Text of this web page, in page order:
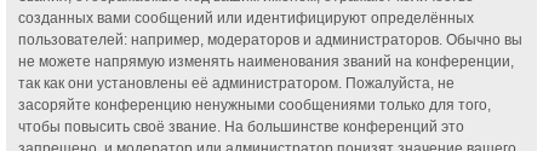
созданных вами сообщений или идентифицируют определённых
пользователей: например, модераторов и администраторов. Обычно вы
не можете напрямую изменять наименования званий на конференции,
так как они установлены её администратором. Пожалуйста, не
засоряйте конференцию ненужными сообщениями только для того,
чтобы повысить своё звание. На большинстве конференций это